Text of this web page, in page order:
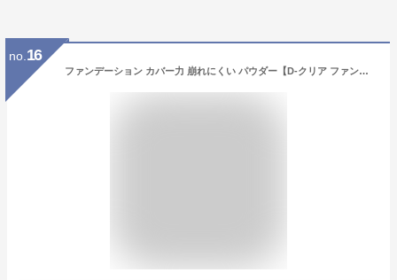
no. 16
ファンデーション カバー力 崩れにくい パウダー【D-クリア ファンデーション 12g】 毛穴レス 陶器肌 フィルター肌 敏感肌 混合肌 インナードライ 韓国コスメ ミネラル 60代 プレゼント プチプラ d-ray